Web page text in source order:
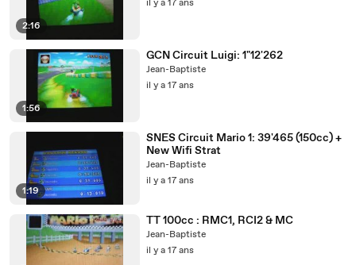
2:16
il y a 17 ans
1:56
GCN Circuit Luigi: 1"12'262
Jean-Baptiste
il y a 17 ans
1:19
SNES Circuit Mario 1: 39'465 (150cc) +
New Wifi Strat
Jean-Baptiste
il y a 17 ans
TT 100cc : RMC1, RCI2 & MC
Jean-Baptiste
il y a 17 ans